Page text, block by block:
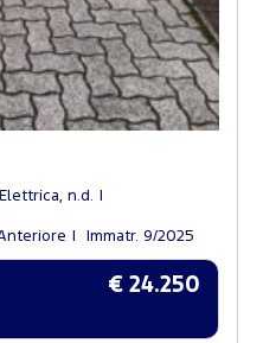
Elettrica, n.d.
Immatr. 9/2025
€ 24.250